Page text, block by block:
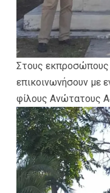
Στους εκπροσώπους
επικοινωνήσουν με
φίλους Ανώτατους